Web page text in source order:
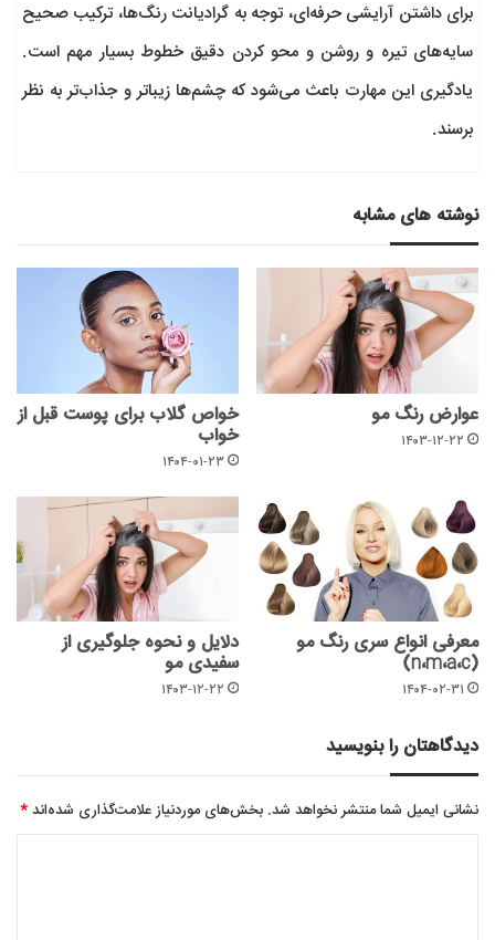
برای داشتن آرایشی حرفه‌ای، توجه به گرادیانت رنگ‌ها، ترکیب صحیح
سایه‌های تیره و روشن و محو کردن دقیق خطوط بسیار مهم است.
یادگیری این مهارت باعث می‌شود که چشم‌ها زیباتر و جذاب‌تر به نظر
برسند.
نوشته های مشابه
عوارض رنگ مو
۱۴۰۳-۱۲-۲۲
خواص گلاب برای پوست قبل از
خواب
۱۴۰۴-۰۱-۲۳
معرفی انواع سری رنگ مو
(n،m،a،c)
۱۴۰۴-۰۲-۳۱
دلایل و نحوه جلوگیری از
سفیدی مو
۱۴۰۳-۱۲-۲۲
دیدگاهتان را بنویسید
نشانی ایمیل شما منتشر نخواهد شد. بخش‌های موردنیاز علامت‌گذاری شده‌اند*